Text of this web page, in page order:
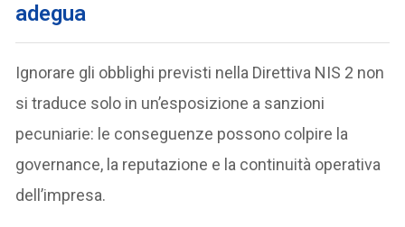
adegua
Ignorare gli obblighi previsti nella Direttiva NIS 2 non
si traduce solo in un’esposizione a sanzioni
pecuniarie: le conseguenze possono colpire la
governance, la reputazione e la continuità operativa
dell’impresa.